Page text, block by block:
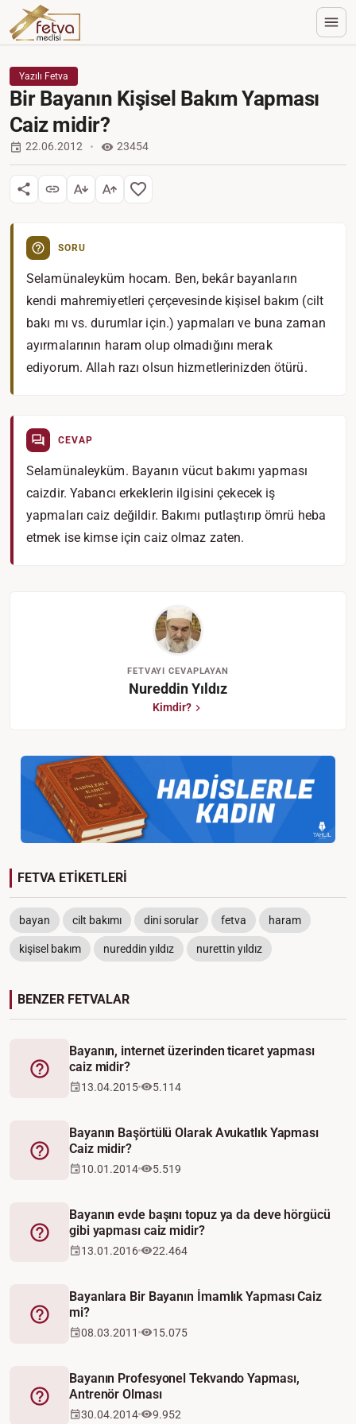
Yazılı Fetva
Bir Bayanın Kişisel Bakım Yapması
Caiz midir?
22.06.2012 23454
SORU
Selamünaleyküm hocam. Ben, bekâr bayanların
kendi mahremiyetleri çerçevesinde kişisel bakım (cilt
bakı mı vs. durumlar için.) yapmaları ve buna zaman
ayırmalarının haram olup olmadığını merak
ediyorum. Allah razı olsun hizmetlerinizden ötürü.
CEVAP
Selamünaleyküm. Bayanın vücut bakımı yapması
caizdir. Yabancı erkeklerin ilgisini çekecek iş
yapmaları caiz değildir. Bakımı putlaştırıp ömrü heba
etmek ise kimse için caiz olmaz zaten.
FETVAYI CEVAPLAYAN
Nureddin Yıldız
Kimdir?
FETVA ETİKETLERİ
bayan cilt bakımı dini sorular fetva haram
kişisel bakım nureddin yıldız nurettin yıldız
BENZER FETVALAR
Fetva
Bayanın, internet üzerinden ticaret yapması
caiz midir?
13.04.2015 5.114
Fetva
Bayanın Başörtülü Olarak Avukatlık Yapması
Caiz midir?
10.01.2014 5.519
Fetva
Bayanın evde başını topuz ya da deve hörgücü
gibi yapması caiz midir?
13.01.2016 22.464
Fetva
Bayanlara Bir Bayanın İmamlık Yapması Caiz
mi?
08.03.2011 15.075
Fetva
Bayanın Profesyonel Tekvando Yapması,
Antrenör Olması
30.04.2014 9.952